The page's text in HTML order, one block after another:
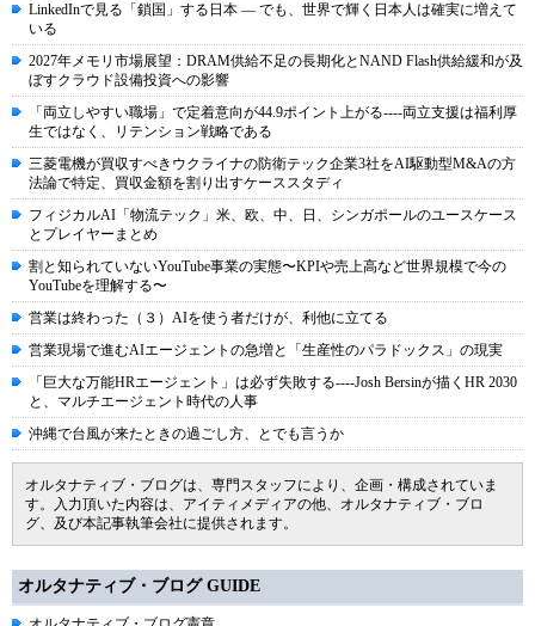
LinkedInで見る「鎖国」する日本 ― でも、世界で輝く日本人は確実に増えて
いる
2027年メモリ市場展望：DRAM供給不足の長期化とNAND Flash供給緩和が及
ぼすクラウド設備投資への影響
「両立しやすい職場」で定着意向が44.9ポイント上がる----両立支援は福利厚
生ではなく、リテンション戦略である
三菱電機が買収すべきウクライナの防衛テック企業3社をAI駆動型M&Aの方
法論で特定、買収金額を割り出すケーススタディ
フィジカルAI「物流テック」米、欧、中、日、シンガポールのユースケース
とプレイヤーまとめ
割と知られていないYouTube事業の実態〜KPIや売上高など世界規模で今の
YouTubeを理解する〜
営業は終わった（３）AIを使う者だけが、利他に立てる
営業現場で進むAIエージェントの急増と「生産性のパラドックス」の現実
「巨大な万能HRエージェント」は必ず失敗する----Josh Bersinが描くHR 2030
と、マルチエージェント時代の人事
沖縄で台風が来たときの過ごし方、とでも言うか
オルタナティブ・ブログは、専門スタッフにより、企画・構成されていま
す。入力頂いた内容は、アイティメディアの他、オルタナティブ・ブロ
グ、及び本記事執筆会社に提供されます。
オルタナティブ・ブログ GUIDE